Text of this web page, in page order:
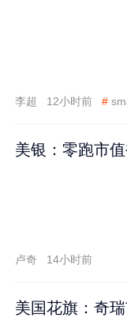
李超 12小时前 #
美银：零跑市
卢奇 14小时前
美国花旗：奇